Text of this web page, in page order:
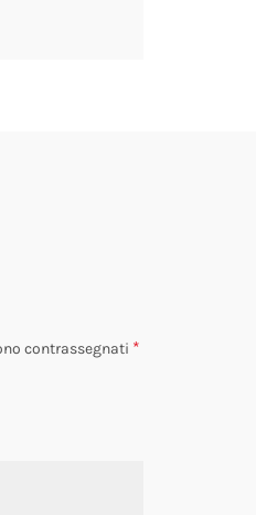
contrassegnati *